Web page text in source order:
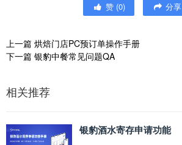
赞 (0) 分享
上一篇 烘焙门店PC预订单操作手册
下一篇 银豹中餐常见问题QA
相关推荐
银豹酒水寄存申请功能